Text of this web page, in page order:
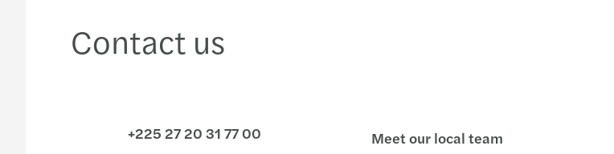
Contact us
+225 27 20 31 77 00 Meet our local team